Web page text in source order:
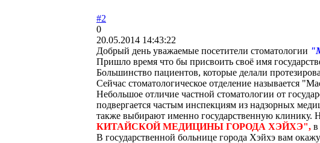
#2
0
20.05.2014 14:43:22
Добрый день уважаемые посетители стоматологии
Пришло время что бы присвоить своё имя
Большинство пациентов, которые делали
Сейчас стоматологическое отделение называется
Небольшое отличие частной стоматологии от
подвергается частым инспекциям из надзорных
также выбирают именно государственную клинику.
КИТАЙСКОЙ МЕДИЦИНЫ ГОРОДА ХЭЙХЭ", в
В государственной больнице города Хэйхэ вам